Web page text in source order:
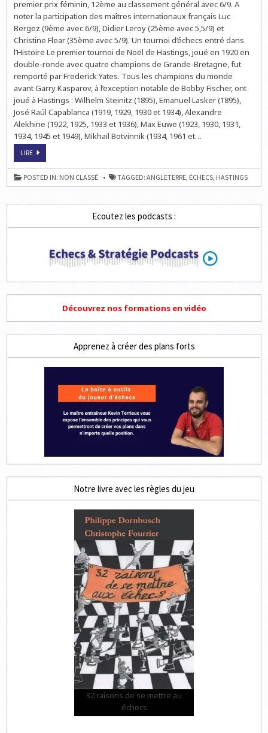
premier prix féminin, 12ème au classement général avec 6/9. A
noter la participation des maîtres internationaux français Luc
Bergez (9ème avec 6/9), Didier Leroy (25ème avec 5,5/9) et
Christine Flear (35ème avec 5/9). Un tournoi d’échecs entré dans
l’Histoire Le premier tournoi de Noël de Hastings, joué en 1920 en
double-ronde avec quatre champions de Grande-Bretagne, fut
remporté par Frederick Yates. Tous les champions du monde
avant Garry Kasparov, à l’exception notable de Bobby Fischer, ont
joué à Hastings : Wilhelm Steinitz (1895), Emanuel Lasker (1895),
José Raúl Capablanca (1919, 1929, 1930 et 1934), Alexandre
Alekhine (1922, 1925, 1933 et 1936), Max Euwe (1923, 1930, 1931,
1934, 1945 et 1949), Mikhaïl Botvinnik (1934, 1961 et…
LIRELE
INTERNATIONAL
D’ÉCHECS
DE
HASTINGS
POSTED IN: NON CLASSÉ TAGGED:ANGLETERRE ÉCHECS HASTINGS
Ecoutez les podcasts :
Découvrez nos formations en vidéo
Apprenez à créer des plans forts
Notre livre avec les règles du jeu
32 raisons de se mettre au
échecs